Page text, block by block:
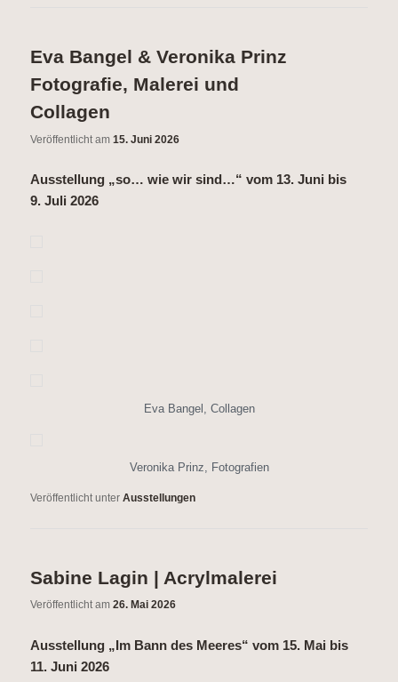
Eva Bangel & Veronika Prinz
Fotografie, Malerei und
Collagen
Veröffentlicht am15. Juni 2026
Ausstellung „so… wie wir sind…“ vom 13. Juni bis
9. Juli 2026
Eva Bangel, Collagen
Veronika Prinz, Fotografien
Veröffentlicht unter Ausstellungen
Sabine Lagin | Acrylmalerei
Veröffentlicht am26. Mai 2026
Ausstellung „Im Bann des Meeres“ vom 15. Mai bis
11. Juni 2026